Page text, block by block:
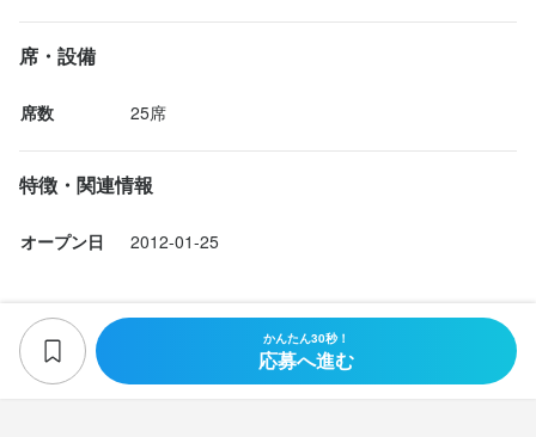
席・設備
席数 25席
特徴・関連情報
オープン日 2012-01-25
かんたん30秒！
応募へ進む